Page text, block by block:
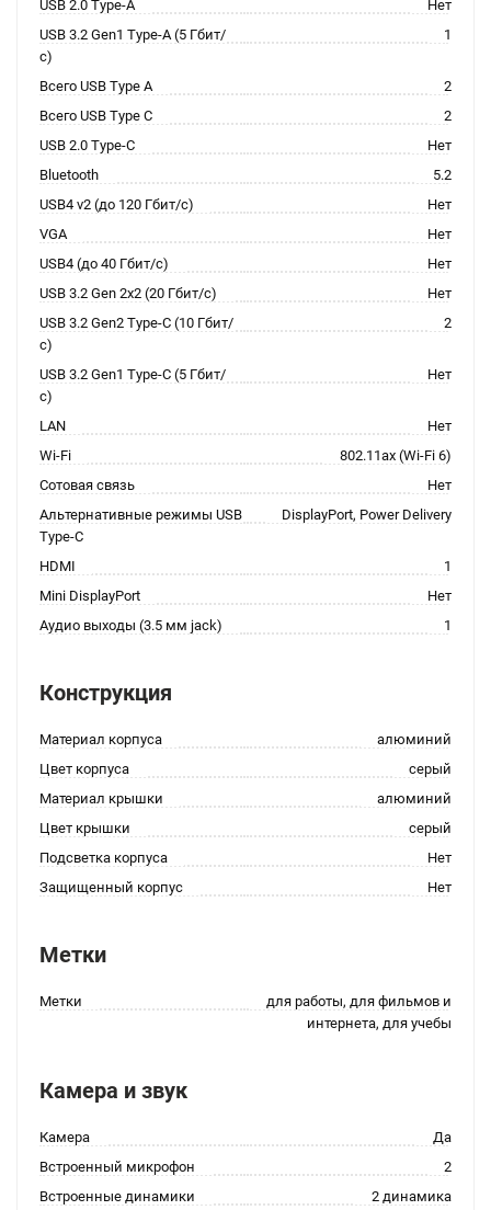
USB 2.0 Type-A
Нет
USB 3.2 Gen1 Type-A (5 Гбит/
с)
1
Всего USB Type A
2
Всего USB Type C
2
USB 2.0 Type-C
Нет
Bluetooth
5.2
USB4 v2 (до 120 Гбит/с)
Нет
VGA
Нет
USB4 (до 40 Гбит/с)
Нет
USB 3.2 Gen 2x2 (20 Гбит/с)
Нет
USB 3.2 Gen2 Type-C (10 Гбит/
с)
2
USB 3.2 Gen1 Type-C (5 Гбит/
с)
Нет
LAN
Нет
Wi-Fi
802.11ax (Wi-Fi 6)
Сотовая связь
Нет
Альтернативные режимы USB
Type-C
DisplayPort, Power Delivery
HDMI
1
Mini DisplayPort
Нет
Аудио выходы (3.5 мм jack)
1
Конструкция
Материал корпуса
алюминий
Цвет корпуса
серый
Материал крышки
алюминий
Цвет крышки
серый
Подсветка корпуса
Нет
Защищенный корпус
Нет
Метки
Метки
для работы, для фильмов и
интернета, для учебы
Камера и звук
Камера
Да
Встроенный микрофон
2
Встроенные динамики
2 динамика